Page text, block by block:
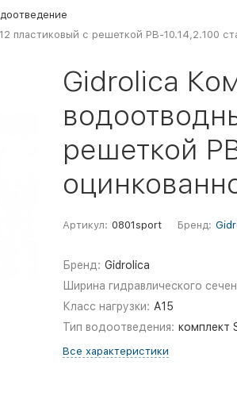
пластиковый с решеткой РВ-10.14,2.100
Gidrolica
решеткой
Артикул: 0801sport Бренд:
Бренд: Gidrolica
Ширина гидравлического
Класс нагрузки: A15
Тип водоотведения: комплект
Все характеристики